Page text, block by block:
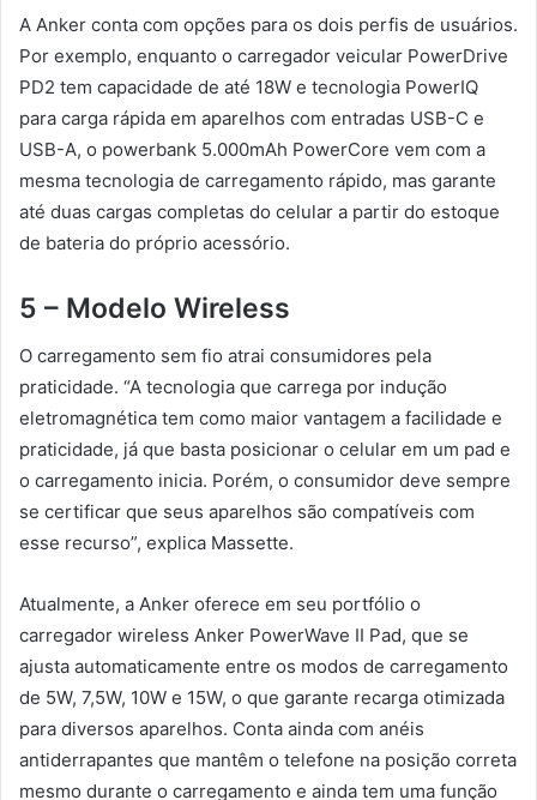
A Anker conta com opções para os dois perfis de usuários.
Por exemplo, enquanto o carregador veicular PowerDrive
PD2 tem capacidade de até 18W e tecnologia PowerIQ
para carga rápida em aparelhos com entradas USB-C e
USB-A, o powerbank 5.000mAh PowerCore vem com a
mesma tecnologia de carregamento rápido, mas garante
até duas cargas completas do celular a partir do estoque
de bateria do próprio acessório.
5 – Modelo Wireless
O carregamento sem fio atrai consumidores pela
praticidade. “A tecnologia que carrega por indução
eletromagnética tem como maior vantagem a facilidade e
praticidade, já que basta posicionar o celular em um pad e
o carregamento inicia. Porém, o consumidor deve sempre
se certificar que seus aparelhos são compatíveis com
esse recurso”, explica Massette.
Atualmente, a Anker oferece em seu portfólio o
carregador wireless Anker PowerWave II Pad, que se
ajusta automaticamente entre os modos de carregamento
de 5W, 7,5W, 10W e 15W, o que garante recarga otimizada
para diversos aparelhos. Conta ainda com anéis
antiderrapantes que mantêm o telefone na posição correta
mesmo durante o carregamento e ainda tem uma função